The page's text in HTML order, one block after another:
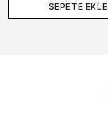
SEPETE EKLE